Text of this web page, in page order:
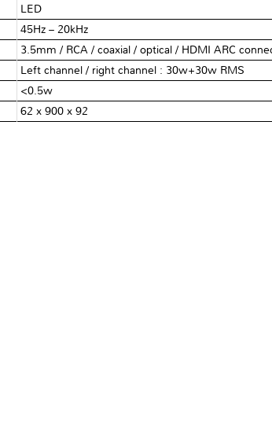
LED
45Hz – 20kHz
3.5mm / RCA / coaxial / optical / HDMI ARC
Left channel / right channel : 30w+30w RMS
<0.5w
62 x 900 x 92